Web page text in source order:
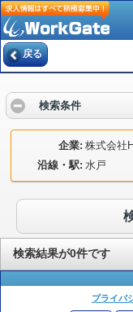
戻る
検索条件
企業 株式会社
沿線・駅 水戸
検索結果が0件です
プライバ